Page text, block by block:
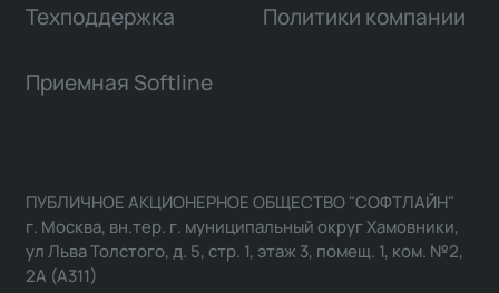
Техподдержка Политики компании
Приемная Softline
ПУБЛИЧНОЕ АКЦИОНЕРНОЕ ОБЩЕСТВО "СОФТЛАЙН"
г. Москва, вн.тер. г. муниципальный округ Хамовники,
ул Льва Толстого, д. 5, стр. 1, этаж 3, помещ. 1, ком. №2,
2А (А311)